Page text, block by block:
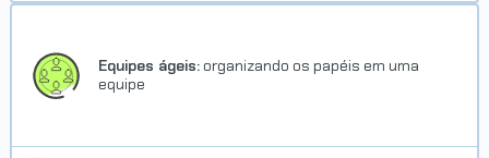
Equipes ágeis: organizando os papéis em uma
equipe